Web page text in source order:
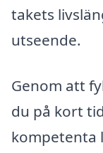
takets
utseende.
Genom att
du på kort
kompetenta